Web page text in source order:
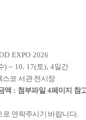
EXPO 2026
) ~ 10. 17(토), 4일간
스코 서관 전시장
액 : 첨부파일 4페이지 참
로 연락주시기 바랍니다.